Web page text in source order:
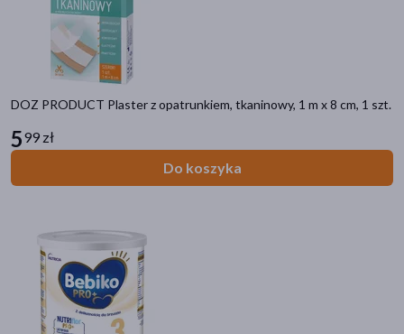
DOZ PRODUCT Plaster z opatrunkiem, tkaninowy, 1 m x 8 cm, 1 szt.
599 zł
Do koszyka